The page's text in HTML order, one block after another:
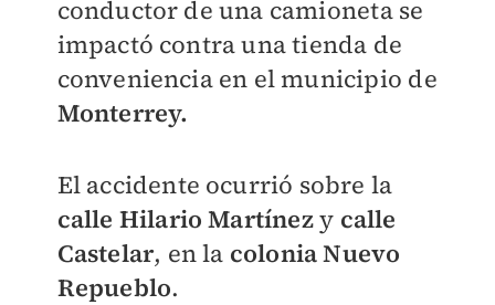
conductor de una camioneta se
impactó contra una tienda de
conveniencia en el municipio de
Monterrey.
El accidente ocurrió sobre la
calle Hilario Martínezy calle
Castelar, en la colonia Nuevo
Repueblo.